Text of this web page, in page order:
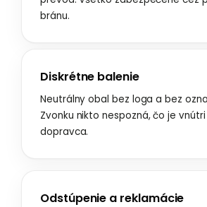
bránu.
Diskrétne balenie
Neutrálny obal bez loga a bez
Zvonku nikto nespozná, čo je
dopravca.
Odstúpenie a reklamácie